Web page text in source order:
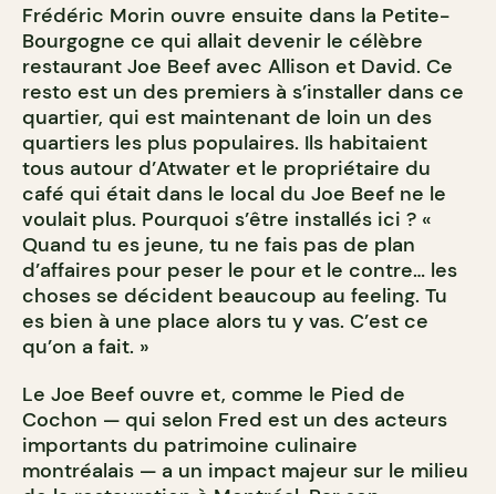
Frédéric Morin ouvre ensuite dans la Petite-
Bourgogne ce qui allait devenir le célèbre
restaurant Joe Beef avec Allison et David. Ce
resto est un des premiers à s’installer dans ce
quartier, qui est maintenant de loin un des
quartiers les plus populaires. Ils habitaient
tous autour d’Atwater et le propriétaire du
café qui était dans le local du Joe Beef ne le
voulait plus. Pourquoi s’être installés ici ? «
Quand tu es jeune, tu ne fais pas de plan
d’affaires pour peser le pour et le contre… les
choses se décident beaucoup au feeling. Tu
es bien à une place alors tu y vas. C’est ce
qu’on a fait. »
Le Joe Beef ouvre et, comme le Pied de
Cochon — qui selon Fred est un des acteurs
importants du patrimoine culinaire
montréalais — a un impact majeur sur le milieu